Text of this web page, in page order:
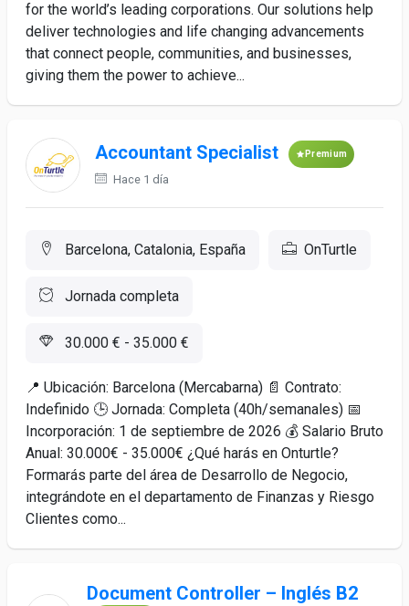
for the world’s leading corporations. Our solutions help
deliver technologies and life changing advancements
that connect people, communities, and businesses,
giving them the power to achieve...
Accountant Specialist Premium
Hace 1 día
Barcelona, Catalonia, España OnTurtle
Jornada completa
30.000 € - 35.000 €
📍 Ubicación: Barcelona (Mercabarna) 📄 Contrato:
Indefinido 🕒 Jornada: Completa (40h/semanales) 📅
Incorporación: 1 de septiembre de 2026 💰 Salario Bruto
Anual: 30.000€ - 35.000€ ¿Qué harás en Onturtle?
Formarás parte del área de Desarrollo de Negocio,
integrándote en el departamento de Finanzas y Riesgo
Clientes como...
Document Controller – Inglés B2